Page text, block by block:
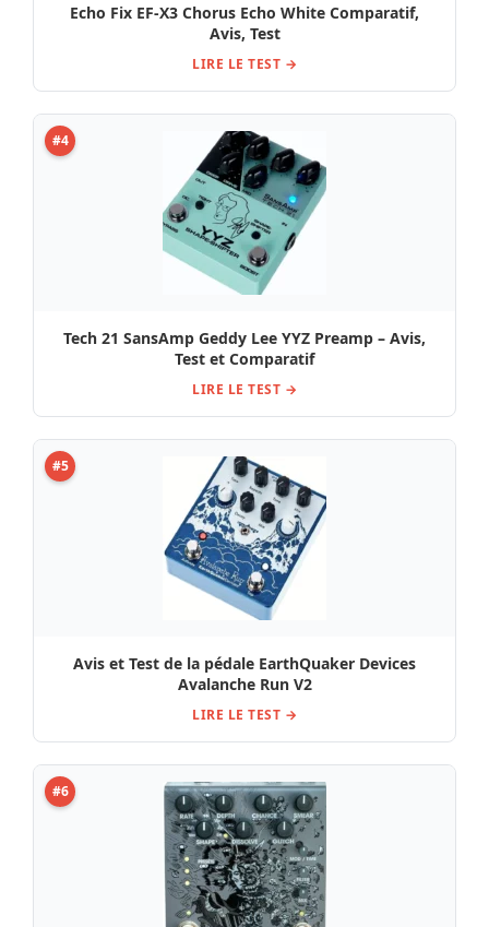
Echo Fix EF-X3 Chorus Echo White Comparatif,
Avis, Test
LIRE LE TEST →
#4
Tech 21 SansAmp Geddy Lee YYZ Preamp – Avis,
Test et Comparatif
LIRE LE TEST →
#5
Avis et Test de la pédale EarthQuaker Devices
Avalanche Run V2
LIRE LE TEST →
#6